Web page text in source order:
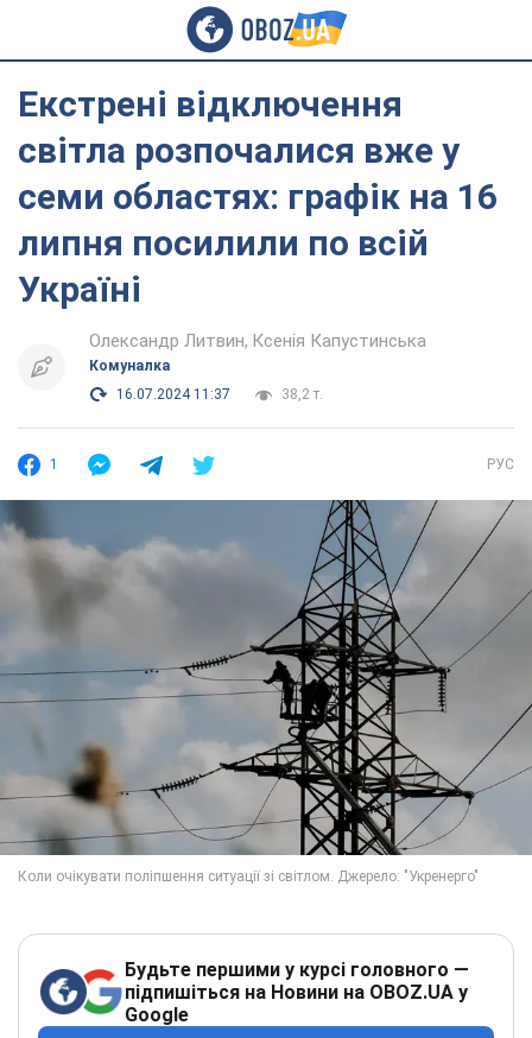
Екстрені відключення
світла розпочалися вже у
семи областях: графік на 16
липня посилили по всій
Україні
Олександр Литвин Ксенія Капустинська
Комуналка
16.07.2024 11:37
38,2 т.
1 РУС
Будьте першими у курсі головного —
підпишіться на Новини на OBOZ.UA у
Google